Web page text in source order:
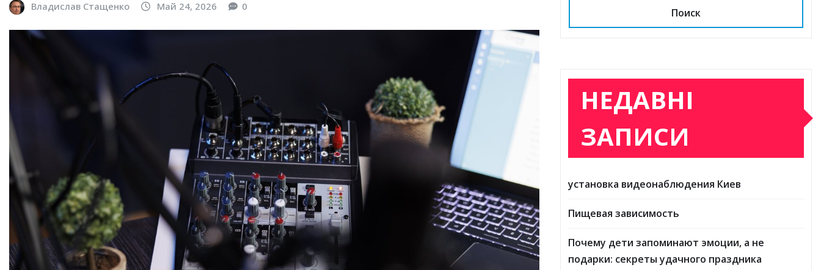
Владислав Стащенко Май 24, 2026 0 Поиск
НЕДАВНІ
ЗАПИСИ
установка видеонаблюдения Киев
Пищевая зависимость
Почему дети запоминают эмоции, а не
подарки: секреты удачного праздника